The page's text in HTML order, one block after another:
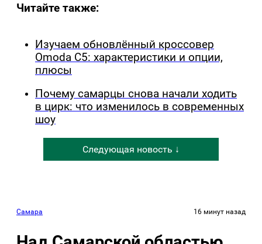
Читайте также:
Изучаем обновлённый кроссовер
Omoda C5: характеристики и опции,
плюсы
Почему самарцы снова начали ходить
в цирк: что изменилось в современных
шоу
Следующая новость ↓
Самара 16 минут назад